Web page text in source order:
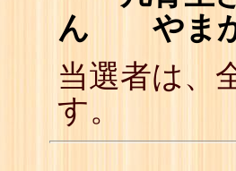
ん やま
当選者は、
す。